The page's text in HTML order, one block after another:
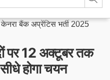
केनरा बैंक अप्रेंटिस भर्ती 2025
पर 12 अक्टूबर तक
होगा चयन